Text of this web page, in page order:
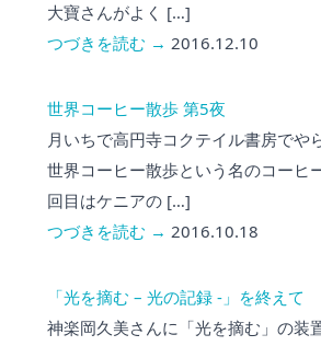
大寶さんがよく […]
つづきを読む → 2016.12.10
世界コーヒー散歩 第5夜
月いちで高円寺コクテイル書房でや
世界コーヒー散歩という名のコーヒ
回目はケニアの […]
つづきを読む → 2016.10.18
「光を摘む – 光の記録 -」を終えて
神楽岡久美さんに「光を摘む」の装